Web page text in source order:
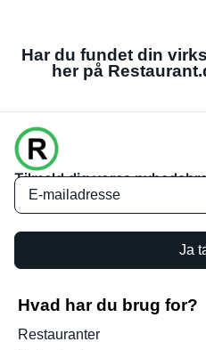
Har du fundet din
her på
Tilmeld dig vores
Ja
Hvad har du brug for?
Restauranter